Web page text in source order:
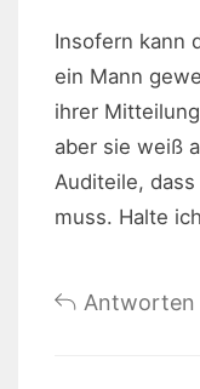
Insofern kann
ein Mann
ihrer
aber sie weiß
Auditeile,
muss. Halte
Antworten